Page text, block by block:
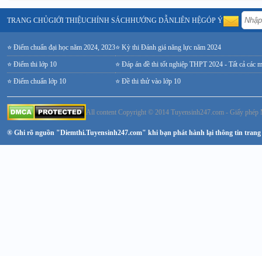
TRANG CHỦGIỚI THIỆUCHÍNH SÁCHHƯỚNG DẪNLIÊN HỆGÓP Ý
⭐ Điểm chuẩn đại học năm 2024, 2023
⭐ Điểm thi lớp 10
⭐ Điểm chuẩn lớp 10
⭐ Kỳ thi Đánh giá năng lực năm 2024
⭐ Đáp án đề thi tốt nghiệp THPT 2024 - Tất cả các
⭐ Đề thi thử vào lớp 10
All content Copyright © 2014 Tuyensinh247.com - Giấy
® Ghi rõ nguồn "Diemthi.Tuyensinh247.com" khi bạn phát hành lại thông tin trang